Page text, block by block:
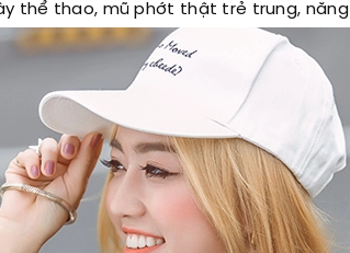
thể thao, mũ phớt thật trẻ trung,